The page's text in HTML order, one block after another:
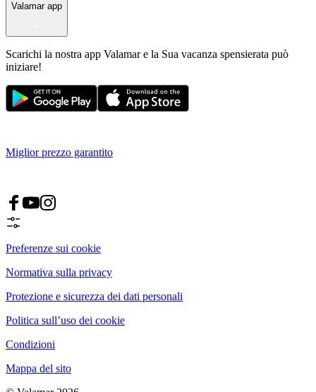
Valamar app
Scarichi la nostra app Valamar e la Sua vacanza spensierata può
iniziare!
Miglior prezzo garantito
Preferenze sui cookie
Normativa sulla privacy
Protezione e sicurezza dei dati personali
Politica sull’uso dei cookie
Condizioni
Mappa del sito